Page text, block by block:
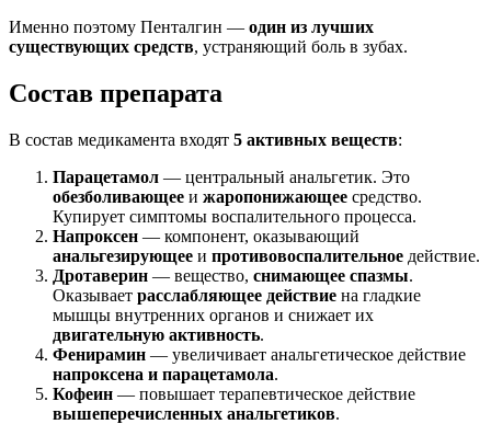
Именно поэтому Пенталгин — один из лучших
существующих средств, устраняющий боль в зубах.
Состав препарата
В состав медикамента входят 5 активных веществ:
Парацетамол — центральный анальгетик. Это
обезболивающее и жаропонижающее средство.
Купирует симптомы воспалительного процесса.
Напроксен — компонент, оказывающий
анальгезирующее и противовоспалительное действие.
Дротаверин — вещество, снимающее спазмы.
Оказывает расслабляющее действие на гладкие
мышцы внутренних органов и снижает их
двигательную активность.
Фенирамин — увеличивает анальгетическое действие
напроксена и парацетамола.
Кофеин — повышает терапевтическое действие
вышеперечисленных анальгетиков.